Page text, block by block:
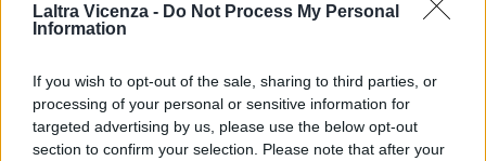
Laltra Vicenza - Do Not Process My Personal
Information
If you wish to opt-out of the sale, sharing to third parties, or
processing of your personal or sensitive information for
targeted advertising by us, please use the below opt-out
section to confirm your selection. Please note that after your
distribuito nelle edicole del centro e prima periferia e agli
Abbonati
Prezzo di copertina euro 5
Abbonamento 5 numeri euro 20
Over 65 euro 20 (due abbonamenti)